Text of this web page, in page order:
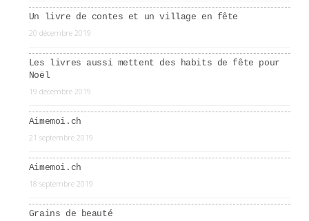
Un livre de contes et un village en fête
20 décembre 2019
Les livres aussi mettent des habits de fête pour
Noël
19 décembre 2019
Aimemoi.ch
21 septembre 2019
Aimemoi.ch
18 septembre 2019
Grains de beauté